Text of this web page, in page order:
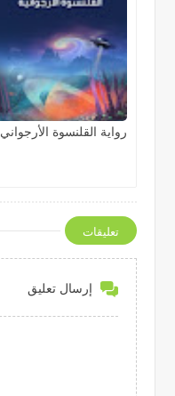
رواية القلنسوة الأرجواني
تعليقات
إرسال تعليق